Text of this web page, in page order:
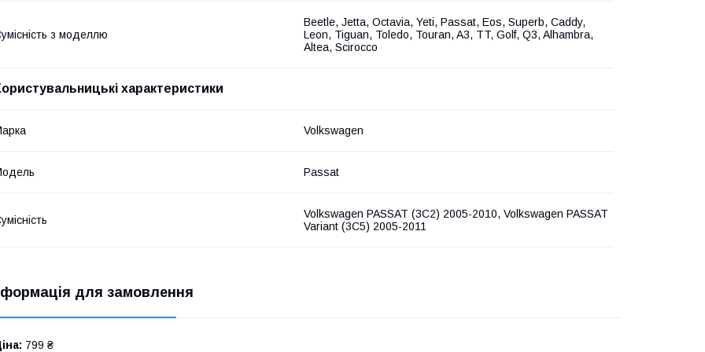
з моделлю
Beetle, Jetta, Octavia, Yeti, Passat, Eos, Superb, Caddy,
Leon, Tiguan, Toledo, Touran, A3, TT, Golf, Q3, Alhambra,
Altea, Scirocco
характеристики
Volkswagen
Passat
Volkswagen PASSAT (3C2) 2005-2010, Volkswagen PASSAT
Variant (3C5) 2005-2011
для замовлення
799 ₴